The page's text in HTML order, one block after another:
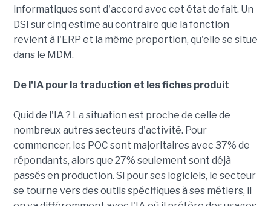
informatiques sont d'accord avec cet état de fait. Un
DSI sur cinq estime au contraire que la fonction
revient à l'ERP et la même proportion, qu'elle se situe
dans le MDM.
De l'IA pour la traduction et les fiches produit
Quid de l'IA ? La situation est proche de celle de
nombreux autres secteurs d'activité. Pour
commencer, les POC sont majoritaires avec 37% de
répondants, alors que 27% seulement sont déjà
passés en production. Si pour ses logiciels, le secteur
se tourne vers des outils spécifiques à ses métiers, il